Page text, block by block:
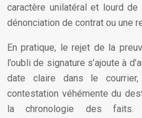
caractère unilatéral et lourd de
dénonciation de contrat ou une
En pratique, le rejet de la
l’oubli de signature s’ajoute à
date claire dans le courrier,
contestation véhémente du
la chronologie des